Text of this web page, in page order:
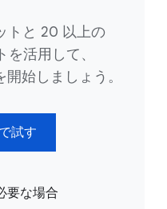
トと 20 以上の
活用して、
始しましょう。
試す
要な場合